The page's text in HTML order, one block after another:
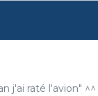
j'ai raté l'avion" ^^